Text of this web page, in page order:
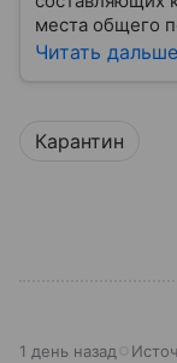
места общего
часто
Читать дальше
Карантин
1 день назад